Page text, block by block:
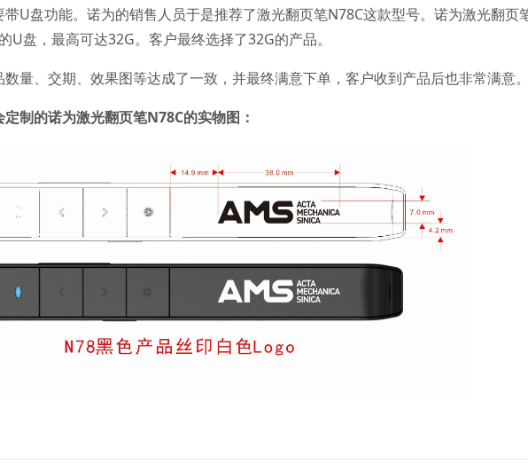
带U盘功能。诺为的销售人员于是推荐了激光翻页笔N78C这款型号。诺为激光翻页
U盘，最高可达32G。客户最终选择了32G的产品。
量、交期、效果图等达成了一致，并最终满意下单，客户收到产品后也非常满意。
制的诺为激光翻页笔N78C的实物图：